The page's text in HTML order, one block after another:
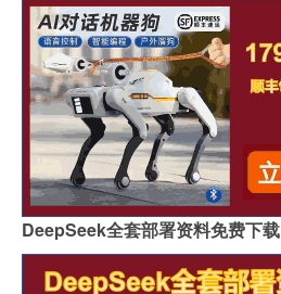
DeepSeek全套部署资料免费下载